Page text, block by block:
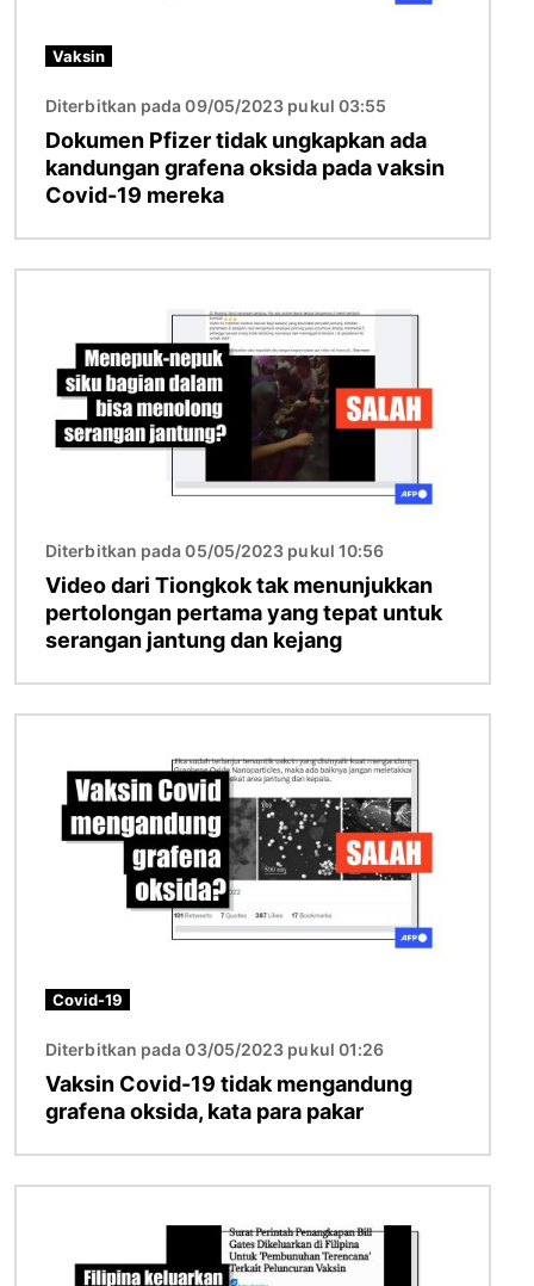
Vaksin
Diterbitkan pada 09/05/2023 pukul 03:55
Dokumen Pfizer tidak ungkapkan ada
kandungan grafena oksida pada vaksin
Covid-19 mereka
Diterbitkan pada 05/05/2023 pukul 10:56
Video dari Tiongkok tak menunjukkan
pertolongan pertama yang tepat untuk
serangan jantung dan kejang
Covid-19
Diterbitkan pada 03/05/2023 pukul 01:26
Vaksin Covid-19 tidak mengandung
grafena oksida, kata para pakar